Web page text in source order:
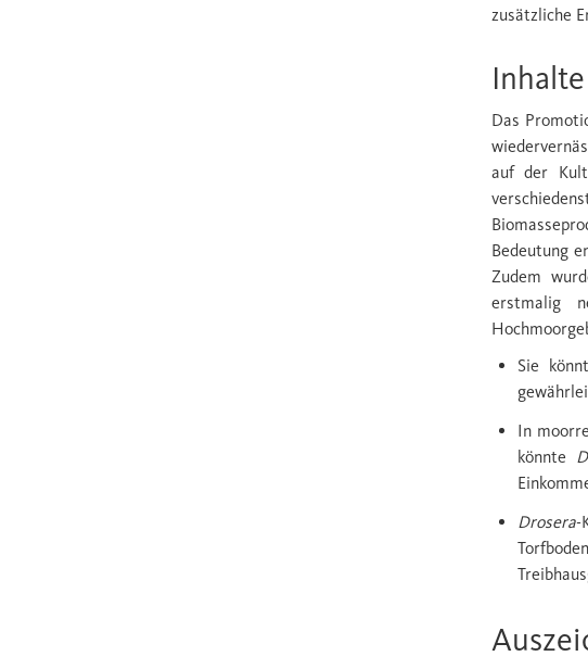
zusätzliche
Das
auf der
Bedeutung
Zudem
erstmalig
Sie
In
könnte
Drosera-